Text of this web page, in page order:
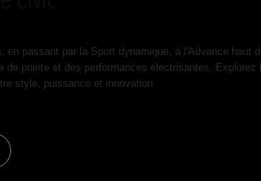
en passant par la Sport dynamique, à l'Advance haut
de pointe et des performances électrisantes. Explorez
style, puissance et innovation.